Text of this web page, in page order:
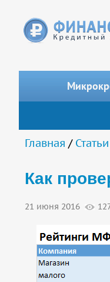
Вы здесь
Главная / Статьи
Как
21 июня 2016